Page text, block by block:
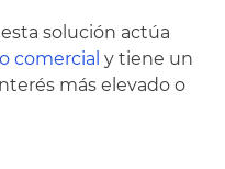
solución actúa
comercial y tiene un
más elevado o